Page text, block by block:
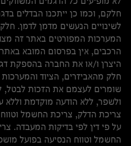
חלקם, וכמו כן ייתכנו הבדלים
לשינויים הנעשים מדמן לדמן.
המערכות המפורטים באתר זה
הרכבים, אין בפרסום המובא
היצרן ו/או את החברה בהספקת
חלק מהאביזרים, הציוד
שומרים לעצמם את הזכות לבטל,
ולשפר, ללא הודעה מוקדמת וללא
צריכת הדלק, צריכת החשמל
על פי דין לפי בדיקות המעבדה.
החשמל וטווח הנסיעה בפועל